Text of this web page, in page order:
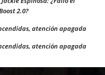
2.0?
atención apagada
atención apagada